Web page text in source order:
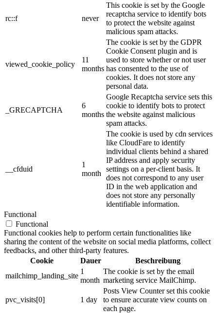
rc::f never
This cookie is set by the Google
recaptcha service to identify bots
to protect the website against
malicious spam attacks.
viewed_cookie_policy
11
months
The cookie is set by the GDPR
Cookie Consent plugin and is
used to store whether or not user
has consented to the use of
cookies. It does not store any
personal data.
_GRECAPTCHA
6
months
Google Recaptcha service sets this
cookie to identify bots to protect
the website against malicious
spam attacks.
__cfduid
1
month
The cookie is used by cdn services
like CloudFare to identify
individual clients behind a shared
IP address and apply security
settings on a per-client basis. It
does not correspond to any user
ID in the web application and
does not store any personally
identifiable information.
Functional
Functional
Functional cookies help to perform certain functionalities like
sharing the content of the website on social media platforms, collect
feedbacks, and other third-party features.
Cookie
Dauer
Beschreibung
mailchimp_landing_site
1
month
The cookie is set by the email
marketing service MailChimp.
pvc_visits[0] 1 day
Posts View Counter set this cookie
to ensure accurate view counts on
each page.